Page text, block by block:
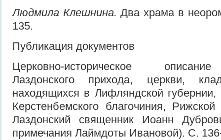
Людмила Клешнина. Два храма в
135.
Публикация документов
Церковно-историческое
Лаздонского прихода, церкви,
находящихся в Лифляндской губернии,
Керстенбемского благочиния,
Лаздонский священник Иоанн
примечания Лаймдоты Ивановой). С.